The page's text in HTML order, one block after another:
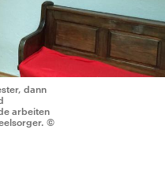
dann
arbeiten
©